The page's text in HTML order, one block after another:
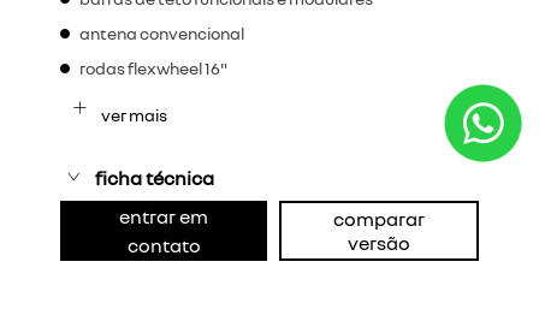
antena convencional
rodas flexwheel 16"
ver mais
ficha técnica
entrar em
contato
comparar
versão